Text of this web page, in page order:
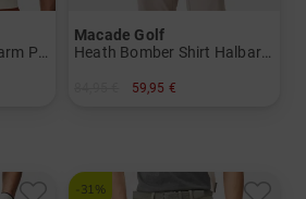
Macade Golf
59,95 €
-31%